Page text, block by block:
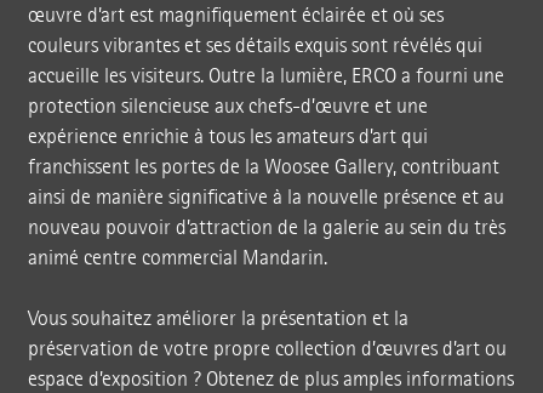
œuvre d’art est magnifiquement éclairée et où ses
couleurs vibrantes et ses détails exquis sont révélés qui
accueille les visiteurs. Outre la lumière, ERCO a fourni une
protection silencieuse aux chefs-d’œuvre et une
expérience enrichie à tous les amateurs d’art qui
franchissent les portes de la Woosee Gallery, contribuant
ainsi de manière significative à la nouvelle présence et au
nouveau pouvoir d’attraction de la galerie au sein du très
animé centre commercial Mandarin.
Vous souhaitez améliorer la présentation et la
préservation de votre propre collection d’œuvres d’art ou
espace d’exposition ? Obtenez de plus amples informations